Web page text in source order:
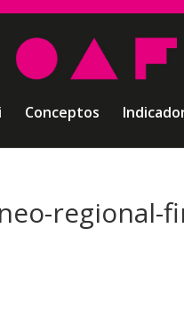
Conceptos
regional-